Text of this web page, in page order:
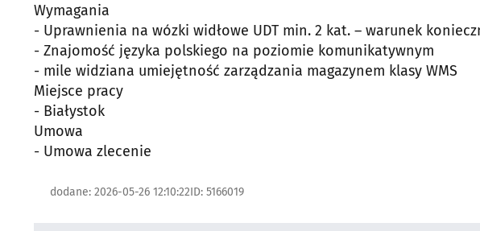
Wymagania
- Uprawnienia na wózki widłowe UDT min. 2 kat. – warunek
- Znajomość języka polskiego na poziomie komunikatywnym
- mile widziana umiejętność zarządzania magazynem klasy WMS
Miejsce pracy
- Białystok
Umowa
- Umowa zlecenie
dodane: 2026-05-26 12:10:22ID: 5166019